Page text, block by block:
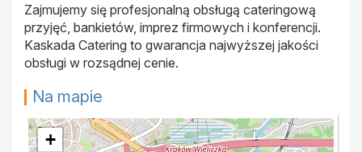
Zajmujemy się profesjonalną obsługą cateringową
przyjęć, bankietów, imprez firmowych i konferencji.
Kaskada Catering to gwarancja najwyższej jakości
obsługi w rozsądnej cenie.
Na mapie
+